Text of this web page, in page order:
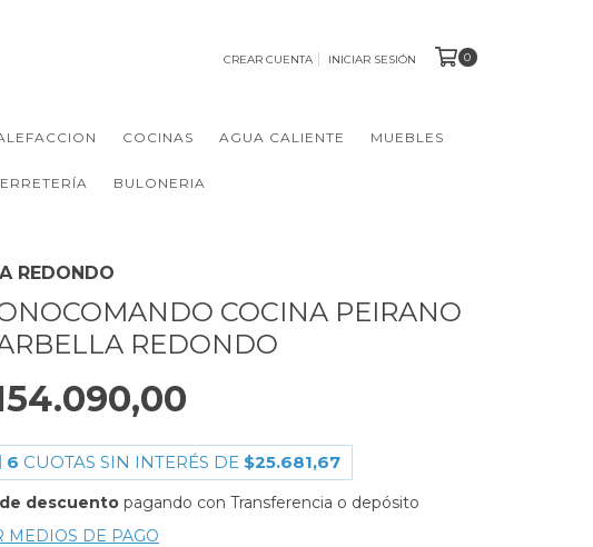
CREAR CUENTA INICIAR SESIÓN 0
COCINAS AGUA CALIENTE MUEBLES
BULONERIA
REDONDO
COCINA PEIRANO
REDONDO
6 CUOTAS SIN INTERÉS DE $25.681,67
de descuento pagando con Transferencia o depósito
MEDIOS DE PAGO